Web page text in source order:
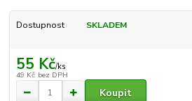
Dostupnost SKLADEM
55 Kč/ks
49 Kč bez DPH
Koupit